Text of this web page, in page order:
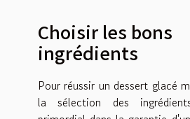
Choisir les bons
ingrédients
Pour réussir un dessert glacé
la sélection des